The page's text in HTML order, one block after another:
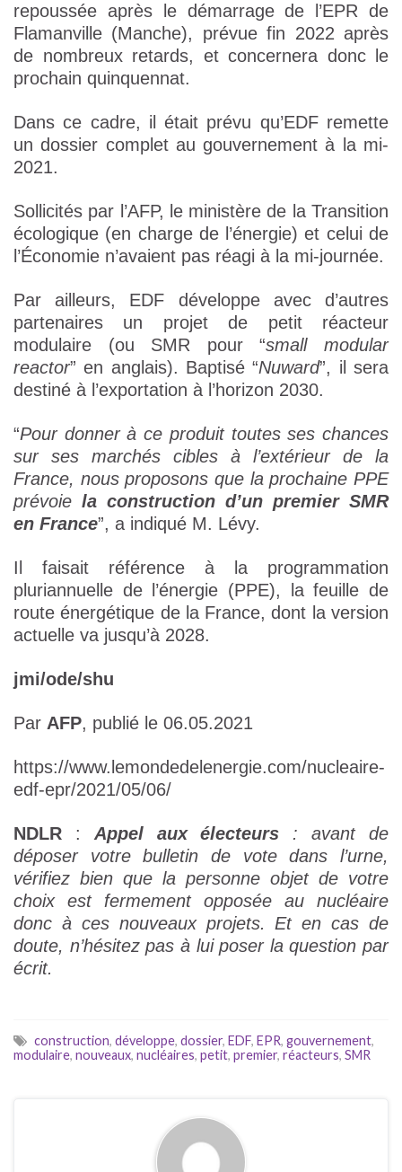
repoussée après le démarrage de l’EPR de
Flamanville (Manche), prévue fin 2022 après
de nombreux retards, et concernera donc le
prochain quinquennat.
Dans ce cadre, il était prévu qu’EDF remette
un dossier complet au gouvernement à la mi-
2021.
Sollicités par l’AFP, le ministère de la Transition
écologique (en charge de l’énergie) et celui de
l’Économie n’avaient pas réagi à la mi-journée.
Par ailleurs, EDF développe avec d’autres
partenaires un projet de petit réacteur
modulaire (ou SMR pour “small modular
reactor” en anglais). Baptisé “Nuward”, il sera
destiné à l’exportation à l’horizon 2030.
“Pour donner à ce produit toutes ses chances
sur ses marchés cibles à l’extérieur de la
France, nous proposons que la prochaine PPE
prévoie la construction d’un premier SMR
en France”, a indiqué M. Lévy.
Il faisait référence à la programmation
pluriannuelle de l’énergie (PPE), la feuille de
route énergétique de la France, dont la version
actuelle va jusqu’à 2028.
jmi/ode/shu
Par AFP, publié le 06.05.2021
https://www.lemondedelenergie.com/nucleaire-
edf-epr/2021/05/06/
NDLR : Appel aux électeurs
: avant de
déposer votre bulletin de vote dans l’urne,
vérifiez bien que la personne objet de votre
choix est fermement opposée au nucléaire
donc à ces nouveaux projets. Et en cas de
doute, n’hésitez pas à lui poser la question par
écrit.
construction, développe, dossier, EDF, EPR, gouvernement,
modulaire, nouveaux, nucléaires, petit, premier, réacteurs, SMR